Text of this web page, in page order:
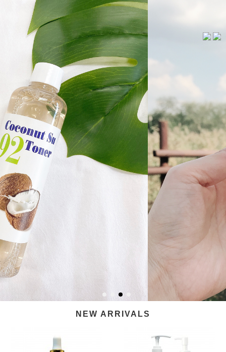
NEW ARRIVALS